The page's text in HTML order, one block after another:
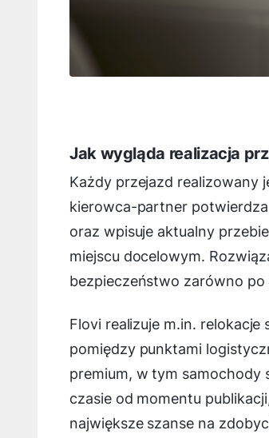
Jak wygląda realizacja
Każdy przejazd realizowany
kierowca-partner
oraz wpisuje aktualny
miejscu docelowym.
bezpieczeństwo zarówno
Flovi realizuje m.in.
pomiędzy punktami
premium, w tym samochody
czasie od momentu
największe szanse na